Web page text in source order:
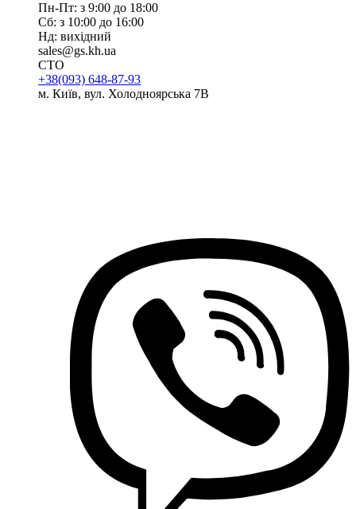
Пн-Пт: з 9:00 до 18:00
Сб: з 10:00 до 16:00
Нд: вихідний
sales@gs.kh.ua
СТО
+38(093) 648-87-93
м. Київ, вул. Холодноярська 7В